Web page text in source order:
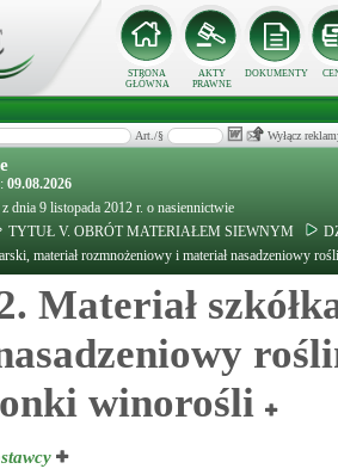
STRONA
GŁÓWNA
AKTY
PRAWNE
DOKUMENTY
Art./§ Wyłącz
09.08.2026
dnia 9 listopada 2012 r. o nasiennictwie
TYTUŁ V. OBRÓT MATERIAŁEM SIEWNYM
materiał rozmnożeniowy i materiał nasadzeniowy
Materiał
winorośli